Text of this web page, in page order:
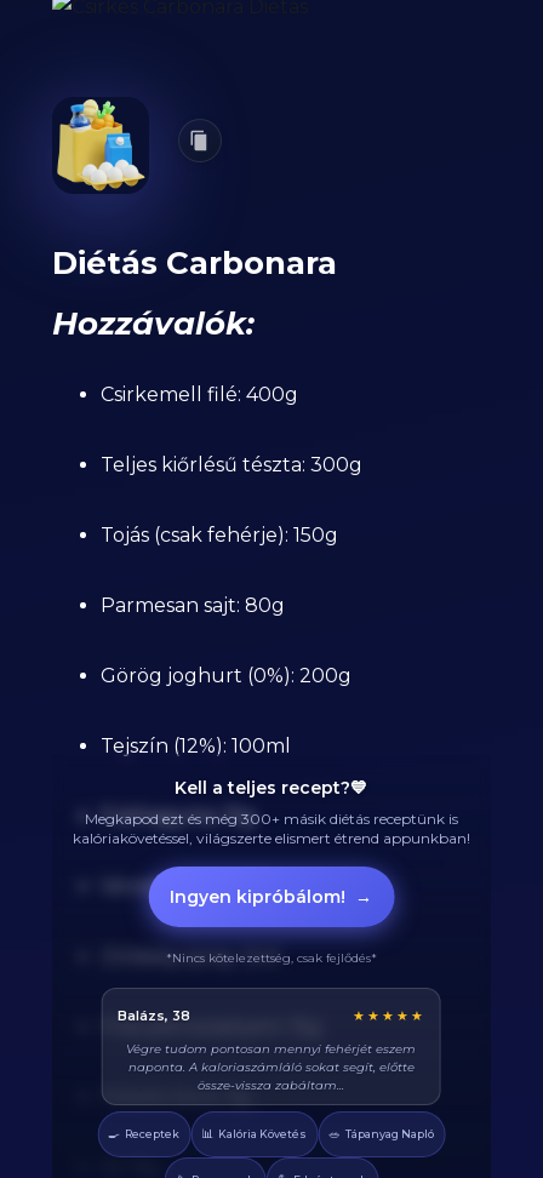
Diétás Carbonara
Hozzávalók:
Csirkemell filé: 400g
Teljes kiőrlésű tészta: 300g
Tojás (csak fehérje): 150g
Parmesan sajt: 80g
Görög joghurt (0%): 200g
Tejszín (12%): 100ml
Fokhagyma: 15g
Vöröshagyma: 60g
Zöldség spray: 5ml
Friss petrezselyem: 15g
Fekete bors: 3g
Kell a teljes recept?💙
Megkapod ezt és még 300+ másik diétás receptünk is
kalóriakövetéssel, világszerte elismert étrend appunkban!
Ingyen kipróbálom! →
*Nincs kötelezettség, csak fejlődés*
Dóra, 25 ★★★★★
Nem is érzem diétának ezt az egészet, olyan jó
kajákat eszem tőletek. Már 6 kilót fogytam mióta
csatlakoztam!
🍳 Receptek 📊 Kalória Követés 🥗 Tápanyag Napló